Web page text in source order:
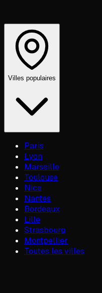
Villes populaires
Paris
Lyon
Marseille
Toulouse
Nice
Nantes
Bordeaux
Lille
Strasbourg
Montpellier
Toutes les villes